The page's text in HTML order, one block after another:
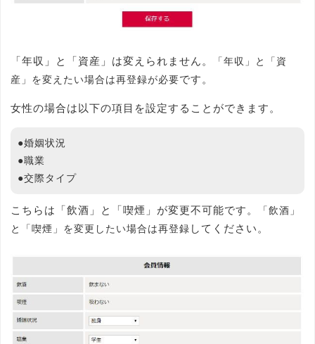
「年収」と「資産」は変えられません。
「年収」と「資
産」を変えたい場合は再登録が必要です。
女性の場合は以下の項目を設定することができます。
●婚姻状況
●職業
●交際タイプ
こちらは「飲酒」と「喫煙」が変更不可能です。
「飲酒」
と「喫煙」を変更したい場合は再登録 してください。